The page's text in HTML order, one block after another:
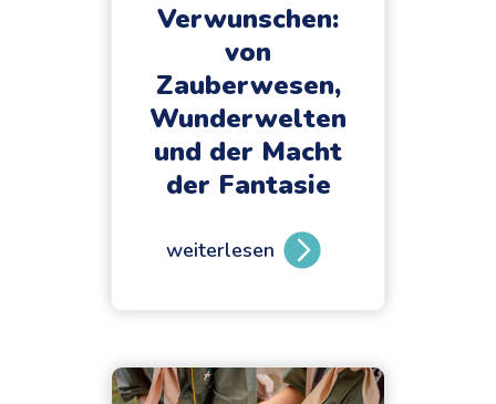
Verwunschen:
von
Zauberwesen,
Wunderwelten
und der Macht
der Fantasie
weiterlesen
V
u